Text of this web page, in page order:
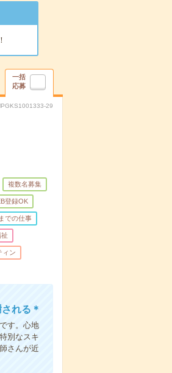
一括
応募
29
複数名募集
登録OK
での仕事
祉
ィン
れる＊
す。心地
別なスキ
さんが近